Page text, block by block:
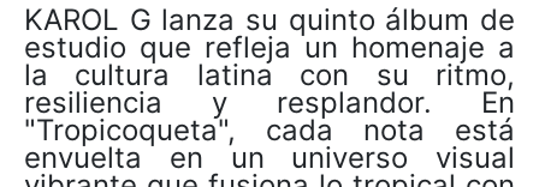
KAROL G lanza su quinto álbum de
estudio que refleja un homenaje a
la cultura latina con su ritmo,
resiliencia y resplandor. En
"Tropicoqueta", cada nota está
envuelta en un universo visual